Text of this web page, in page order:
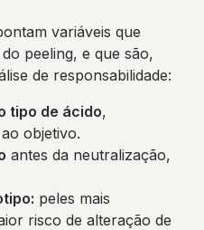
variáveis que
peeling, e que são,
de responsabilidade:
tipo de ácido,
objetivo.
antes da neutralização,
peles mais
risco de alteração de